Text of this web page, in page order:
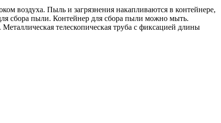
воздуха. Пыль и загрязнения накапливаются в контейнере,
сбора пыли. Контейнер для сбора пыли можно мыть.
телескопическая труба с фиксацией длины